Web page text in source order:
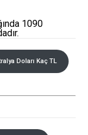
1090
Doları Kaç TL